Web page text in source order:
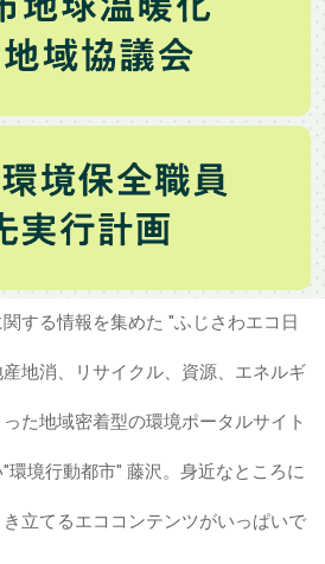
する情報を集めた "ふじさわエコ日
地消、リサイクル、資源、エネルギ
た地域密着型の環境ポータルサイト
境行動都市" 藤沢。身近なところに
立てるエココンテンツがいっぱいで